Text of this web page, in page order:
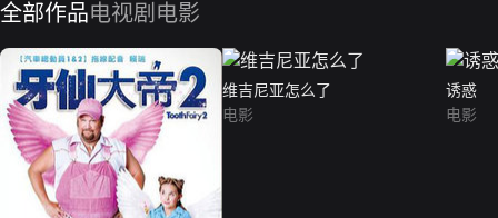
全部作品电视剧 电影
维吉尼亚怎么了
电影
诱惑
电影